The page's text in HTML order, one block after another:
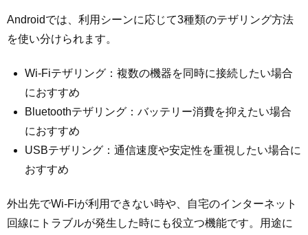
Androidでは、利用シーンに応じて3種類のテザリング方法
を使い分けられます。
Wi-Fiテザリング：複数の機器を同時に接続したい場合
におすすめ
Bluetoothテザリング：バッテリー消費を抑えたい場合
におすすめ
USBテザリング：通信速度や安定性を重視したい場合に
おすすめ
外出先でWi-Fiが利用できない時や、自宅のインターネット
回線にトラブルが発生した時にも役立つ機能です。用途に